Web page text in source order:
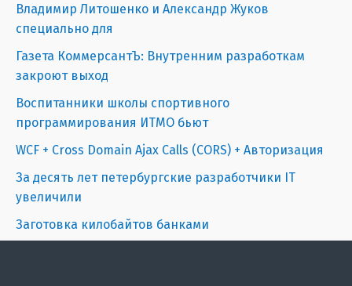
​Владимир Литошенко и Александр Жуков
специально для
Газета КоммерсантЪ: Внутренним разработкам
закроют выход
Воспитанники школы спортивного
программирования ИТМО бьют
WCF + Cross Domain Ajax Calls (CORS) + Авторизация
За десять лет петербургские разработчики IT
увеличили
Заготовка килобайтов банками